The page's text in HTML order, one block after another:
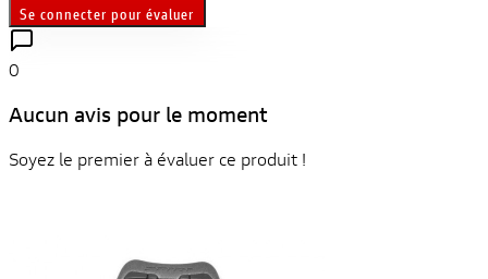
Se connecter pour évaluer
0
Aucun avis pour le moment
Soyez le premier à évaluer ce produit !